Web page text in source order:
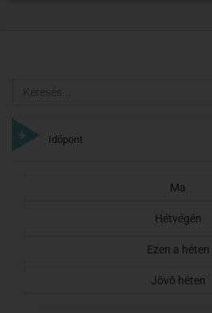
Időpont
Ma
Hétvégén
Ezen a héten
Jövő héten